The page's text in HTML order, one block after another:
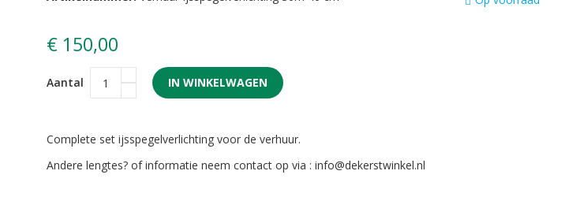
€ 150,00
Aantal IN WINKELWAGEN
Complete set ijsspegelverlichting voor de verhuur.
Andere lengtes? of informatie neem contact op via : info@dekerstwinkel.nl